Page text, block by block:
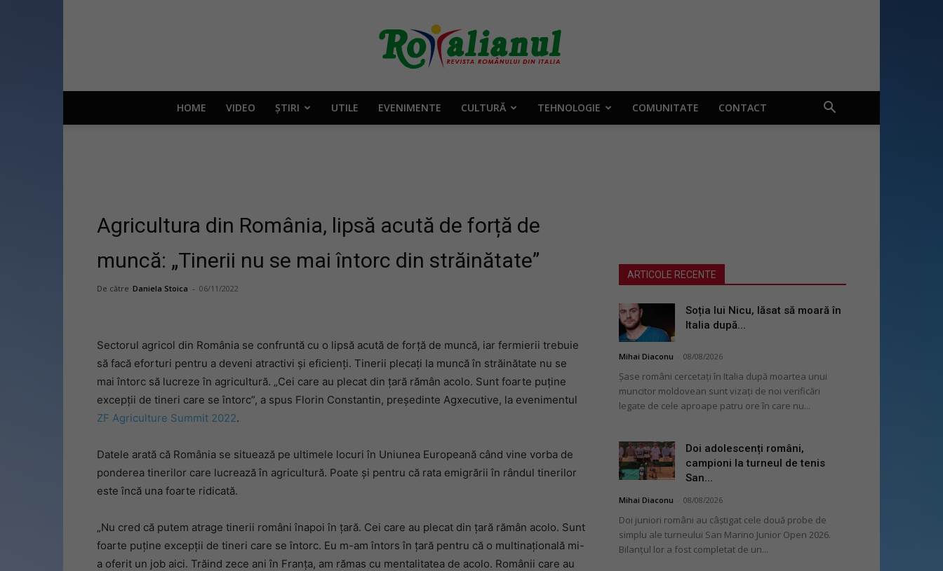
Rotalianul
românului
HOME VIDEO ȘTIRI UTILE EVENIMENTE CULTURĂ TEHNOLOGIE COMUNITATE CONTACT
Agricultura din România, lipsă acută de forță de
muncă: „Tinerii nu se mai întorc din străinătate”
De către Daniela Stoica - 06/11/2022
Sectorul agricol din România se confruntă cu o lipsă acută de forţă de muncă, iar fermierii trebuie
să facă eforturi pentru a deveni atractivi şi eficienţi. Tinerii plecați la muncă în străinătate nu se
mai întorc să lucreze în agricultură. „Cei care au plecat din ţară rămân acolo. Sunt foarte puţine
excepţii de tineri care se întorc”, a spus Florin Constantin, președinte Agxecutive, la evenimentul
ZF Agriculture Summit 2022.
Datele arată că România se situează pe ultimele locuri în Uniunea Europeană când vine vorba de
ponderea tinerilor care lucrează în agricultură. Poate și pentru că rata emigrării în rândul tinerilor
este încă una foarte ridicată.
„Nu cred că putem atrage tinerii ro­mâni înapoi în ţară. Cei care au plecat din ţară rămân acolo. Sunt
foarte puţine excep­ţii de tineri care se întorc. Eu m-am întors în ţară pentru că o multinaţională mi-
a oferit un job aici. Trăind zece ani în Franţa, am rămas cu mentalitatea de acolo. Românii care au
ARTICOLE RECENTE
Soția lui Nicu, lăsat să moară în
Italia după...
Mihai Diaconu 08/08/2026
Șase români cercetați în Italia după moartea unui
muncitor moldovean sunt vizați de noi verificări
legate de cele aproape patru ore în care nu...
Doi adolescenți români,
campioni la turneul de tenis
San...
Mihai Diaconu 08/08/2026
Doi juniori români au câștigat cele două probe de
simplu ale turneului San Marino Junior Open 2026.
Bilanțul lor a fost completat de un...